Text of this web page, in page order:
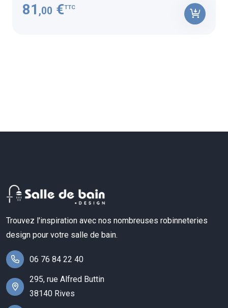
81 ,00 €TTC
Trouvez l'inspiration avec nos nombreuses robinneteries
design pour votre salle de bain.
06 76 84 22 40
295, rue Alfred Buttin
38140 Rives